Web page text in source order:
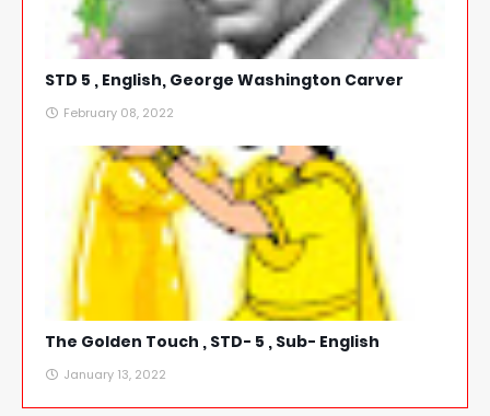
STD 5 , English, George Washington Carver
February 08, 2022
The Golden Touch , STD- 5 , Sub- English
January 13, 2022